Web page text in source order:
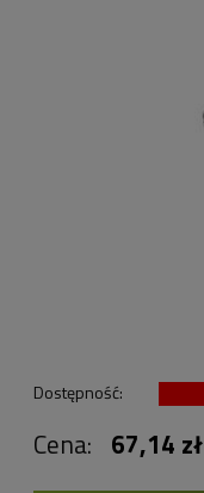
Dostępność:
Cena: 67,14 zł